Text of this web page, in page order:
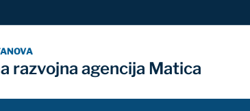
razvojna agencija Matica